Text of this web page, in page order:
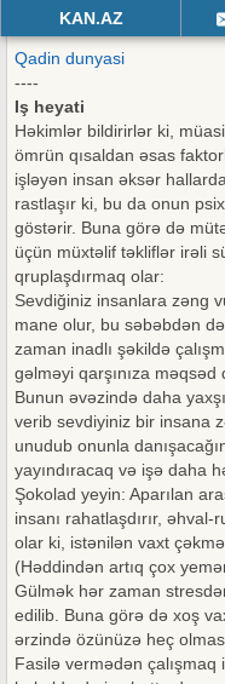
KAN.AZ
Qadin dunyasi
----
Iş heyati
Həkimlər bildirirlər ki,
ömrün qısaldan əsas
işləyən insan əksər
rastlaşır ki, bu da onun
göstərir. Buna görə də
üçün müxtəlif təkliflər irəli
qruplaşdırmaq olar:
Sevdiğiniz insanlara zəng
mane olur, bu səbəbdən
zaman inadlı şəkildə
gəlməyi qarşınıza məqsəd
Bunun əvəzində daha
verib sevdiyiniz bir insana
unudub onunla
yayındıracaq və işə daha
Şokolad yeyin: Aparılan
insanı rahatlaşdırır, əhval-
olar ki, istənilən vaxt
(Həddindən artıq çox
Gülmək hər zaman
edilib. Buna görə də xoş
ərzində özünüzə heç
Fasilə vermədən çalışmaq